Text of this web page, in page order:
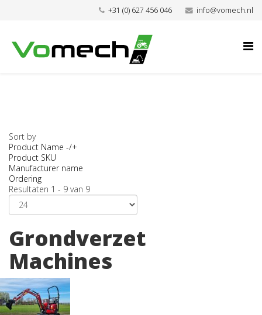
+31 (0) 627 456 046 info@vomech.nl
Sort by
Product Name -/+
Product SKU
Manufacturer name
Ordering
Resultaten 1 - 9 van 9
Grondverzet
Machines